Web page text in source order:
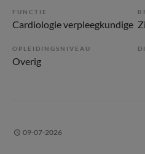
FUNCTIE
Cardiologie verpleegkundige
OPLEIDINGSNIVEAU
Overig
09-07-2026